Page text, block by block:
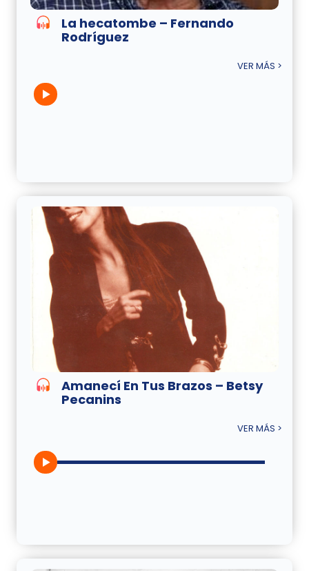
La hecatombe – Fernando
Rodríguez
VER MÁS >
Amanecí En Tus Brazos – Betsy
Pecanins
VER MÁS >